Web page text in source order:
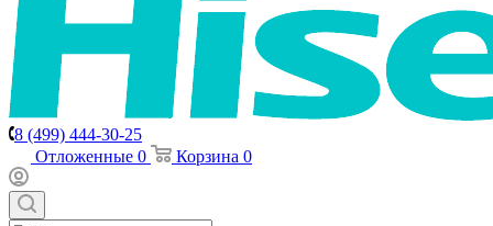
8 (499) 444-30-25
Отложенные 0 Корзина 0